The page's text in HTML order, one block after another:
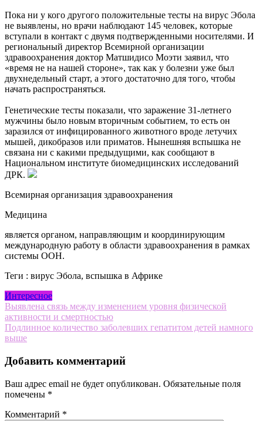
Пока ни у кого другого положительные тесты на вирус Эбола
не выявлены, но врачи наблюдают 145 человек, которые
вступали в контакт с двумя подтвержденными носителями. И
региональный директор Всемирной организации
здравоохранения доктор Матшидисо Моэти заявил, что
«время не на нашей стороне», так как у болезни уже был
двухнедельный старт, а этого достаточно для того, чтобы
начать распространяться.
Генетические тесты показали, что заражение 31-летнего
мужчины было новым вторичным событием, то есть он
заразился от инфицированного животного вроде летучих
мышей, дикобразов или приматов. Нынешняя вспышка не
связана ни с какими предыдущими, как сообщают в
Национальном институте биомедицинских исследований
ДРК.
Всемирная организация здравоохранения
Медицина
является органом, направляющим и координирующим
международную работу в области здравоохранения в рамках
системы ООН.
Теги : вирус Эбола, вспышка в Африке
Интересное
Навигация
по
записям
Выявлена связь между изменением уровня физической
активности и смертностью
Подлинное количество заболевших гепатитом детей намного
выше
Добавить комментарий
Ваш адрес email не будет опубликован. Обязательные поля
помечены *
Комментарий *